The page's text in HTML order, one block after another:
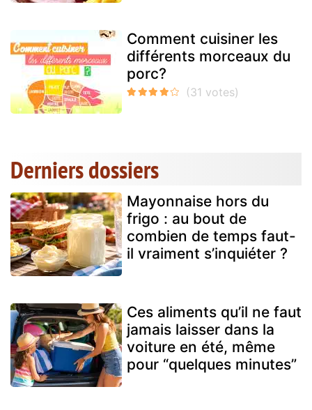
Comment cuisiner les
différents morceaux du
porc?
Derniers dossiers
Mayonnaise hors du
frigo : au bout de
combien de temps faut-
il vraiment s’inquiéter ?
Ces aliments qu’il ne faut
jamais laisser dans la
voiture en été, même
pour “quelques minutes”